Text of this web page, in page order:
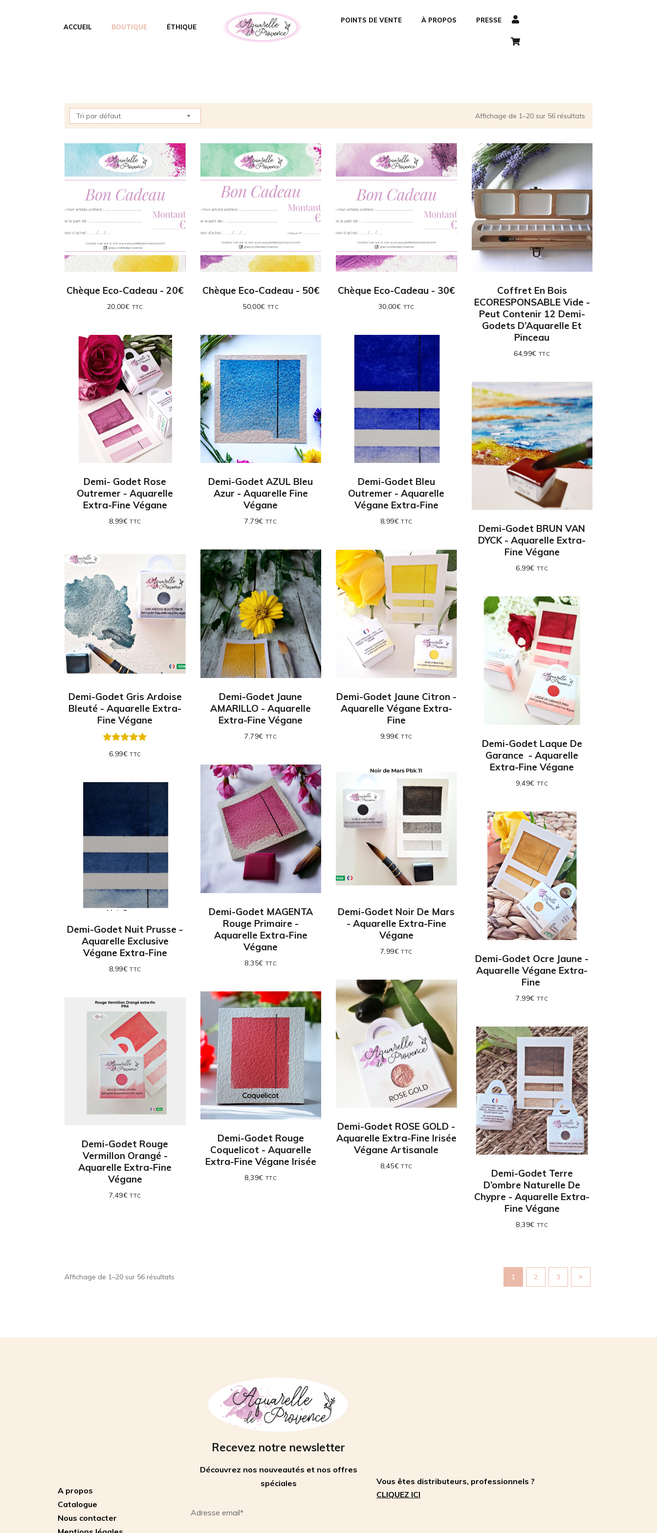
ACCUEIL BOUTIQUE ÉTHIQUE
POINTS DE VENTE À PROPOS PRESSE
Tri par défaut Affichage de 1–20 sur 56 résultats
Chèque Eco-Cadeau - 20€
20,00€ TTC
Chèque Eco-Cadeau - 50€
50,00€ TTC
Chèque Eco-Cadeau - 30€
30,00€ TTC
Coffret En Bois
ECORESPONSABLE Vide -
Peut Contenir 12 Demi-
Godets D’Aquarelle Et
Pinceau
64,99€ TTC
Demi- Godet Rose
Outremer - Aquarelle
Extra-Fine Végane
8,99€ TTC
Demi-Godet AZUL Bleu
Azur - Aquarelle Fine
Végane
7,79€ TTC
Demi-Godet Bleu
Outremer - Aquarelle
Végane Extra-Fine
8,99€ TTC
Demi-Godet BRUN VAN
DYCK - Aquarelle Extra-
Fine Végane
6,99€ TTC
Demi-Godet Gris Ardoise
Bleuté - Aquarelle Extra-
Fine Végane
6,99€ TTC
Demi-Godet Jaune
AMARILLO - Aquarelle
Extra-Fine Végane
7,79€ TTC
Demi-Godet Jaune Citron -
Aquarelle Végane Extra-
Fine
9,99€ TTC
Demi-Godet Laque De
Garance - Aquarelle
Extra-Fine Végane
9,49€ TTC
Demi-Godet MAGENTA
Rouge Primaire -
Aquarelle Extra-Fine
Végane
8,35€ TTC
Demi-Godet Noir De Mars
- Aquarelle Extra-Fine
Végane
7,99€ TTC
Demi-Godet Nuit Prusse -
Aquarelle Exclusive
Végane Extra-Fine
8,99€ TTC
Demi-Godet Ocre Jaune -
Aquarelle Végane Extra-
Fine
7,99€ TTC
Demi-Godet ROSE GOLD -
Aquarelle Extra-Fine Irisée
Végane Artisanale
8,45€ TTC
Demi-Godet Rouge
Coquelicot - Aquarelle
Extra-Fine Végane Irisée
8,39€ TTC
Demi-Godet Rouge
Vermillon Orangé -
Aquarelle Extra-Fine
Végane
7,49€ TTC
Demi-Godet Terre
D’ombre Naturelle De
Chypre - Aquarelle Extra-
Fine Végane
8,39€ TTC
Affichage de 1–20 sur 56 résultats 1 2 3
A propos
Catalogue
Nous contacter
Recevez notre newsletter
Découvrez nos nouveautés et nos offres
spéciales
Adresse email*
Vous êtes distributeurs, professionnels ?
CLIQUEZ ICI